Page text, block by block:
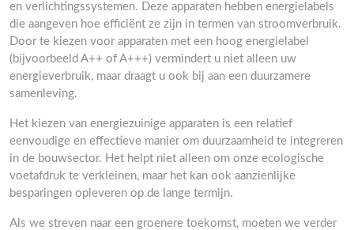
en verlichtingssystemen. Deze apparaten hebben energielabels
die aangeven hoe efficiënt ze zijn in termen van stroomverbruik.
Door te kiezen voor apparaten met een hoog energielabel
(bijvoorbeeld A++ of A+++) vermindert u niet alleen uw
energieverbruik, maar draagt u ook bij aan een duurzamere
samenleving.
Het kiezen van energiezuinige apparaten is een relatief
eenvoudige en effectieve manier om duurzaamheid te integreren
in de bouwsector. Het helpt niet alleen om onze ecologische
voetafdruk te verkleinen, maar het kan ook aanzienlijke
besparingen opleveren op de lange termijn.
Als we streven naar een groenere toekomst, moeten we verder